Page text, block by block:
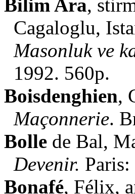
Bilim Ara,
Cagaloglu,
Masonluk ve
1992. 560p.
Boisdenghien,
Maçonnerie.
Bolle de Bal,
Devenir.
Bonafé, Félix,